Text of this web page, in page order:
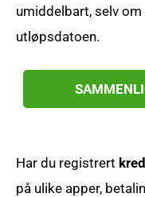
umiddelbart, selv om
utløpsdatoen.
Har du registrert
på ulike apper,